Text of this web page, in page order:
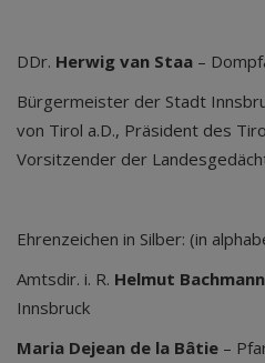
DDr. Herwig van Staa –
Bürgermeister der Stadt
von Tirol a.D., Präsident des
Vorsitzender der
Ehrenzeichen in Silber: (in
Amtsdir. i. R. Helmut Bachmann
Innsbruck
Maria Dejean de la Bâtie –